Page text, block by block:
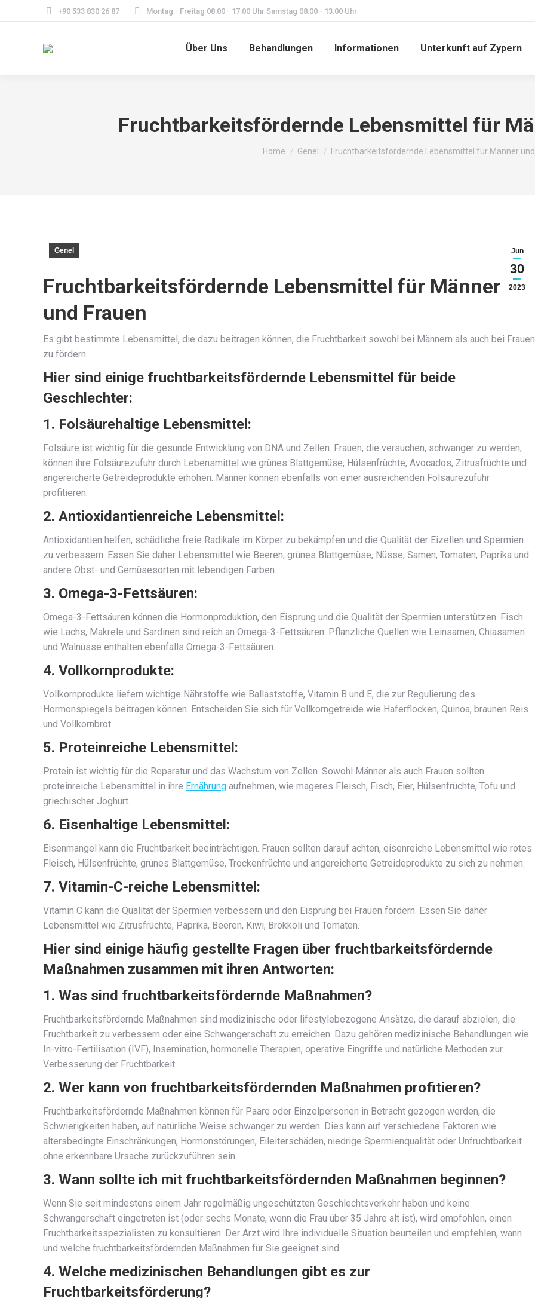
+90 533 830 26 87 Montag - Freitag 08:00 - 17:00 Uhr Samstag 08:00 - 13:00 Uhr
Über Uns Behandlungen Informationen Unterkunft auf Zypern
Fruchtbarkeitsfördernde Lebensmittel für
You are here:
Home Genel Fruchtbarkeitsfördernde Lebensmittel für Männer und…
Jun
30
2023
Genel
Fruchtbarkeitsfördernde Lebensmittel für Männer
und Frauen
Es gibt bestimmte Lebensmittel, die dazu beitragen können, die Fruchtbarkeit sowohl bei Männern als auch bei Frauen
zu fördern.
Hier sind einige fruchtbarkeitsfördernde Lebensmittel für beide
Geschlechter:
1. Folsäurehaltige Lebensmittel:
Folsäure ist wichtig für die gesunde Entwicklung von DNA und Zellen. Frauen, die versuchen, schwanger zu werden,
können ihre Folsäurezufuhr durch Lebensmittel wie grünes Blattgemüse, Hülsenfrüchte, Avocados, Zitrusfrüchte und
angereicherte Getreideprodukte erhöhen. Männer können ebenfalls von einer ausreichenden Folsäurezufuhr
profitieren.
2. Antioxidantienreiche Lebensmittel:
Antioxidantien helfen, schädliche freie Radikale im Körper zu bekämpfen und die Qualität der Eizellen und Spermien
zu verbessern. Essen Sie daher Lebensmittel wie Beeren, grünes Blattgemüse, Nüsse, Samen, Tomaten, Paprika und
andere Obst- und Gemüsesorten mit lebendigen Farben.
3. Omega-3-Fettsäuren:
Omega-3-Fettsäuren können die Hormonproduktion, den Eisprung und die Qualität der Spermien unterstützen. Fisch
wie Lachs, Makrele und Sardinen sind reich an Omega-3-Fettsäuren. Pflanzliche Quellen wie Leinsamen, Chiasamen
und Walnüsse enthalten ebenfalls Omega-3-Fettsäuren.
4. Vollkornprodukte:
Vollkornprodukte liefern wichtige Nährstoffe wie Ballaststoffe, Vitamin B und E, die zur Regulierung des
Hormonspiegels beitragen können. Entscheiden Sie sich für Vollkorngetreide wie Haferflocken, Quinoa, braunen Reis
und Vollkornbrot.
5. Proteinreiche Lebensmittel:
Protein ist wichtig für die Reparatur und das Wachstum von Zellen. Sowohl Männer als auch Frauen sollten
proteinreiche Lebensmittel in ihre Ernährung aufnehmen, wie mageres Fleisch, Fisch, Eier, Hülsenfrüchte, Tofu und
griechischer Joghurt.
6. Eisenhaltige Lebensmittel:
Eisenmangel kann die Fruchtbarkeit beeinträchtigen. Frauen sollten darauf achten, eisenreiche Lebensmittel wie rotes
Fleisch, Hülsenfrüchte, grünes Blattgemüse, Trockenfrüchte und angereicherte Getreideprodukte zu sich zu nehmen.
7. Vitamin-C-reiche Lebensmittel:
Vitamin C kann die Qualität der Spermien verbessern und den Eisprung bei Frauen fördern. Essen Sie daher
Lebensmittel wie Zitrusfrüchte, Paprika, Beeren, Kiwi, Brokkoli und Tomaten.
Hier sind einige häufig gestellte Fragen über fruchtbarkeitsfördernde
Maßnahmen zusammen mit ihren Antworten:
1. Was sind fruchtbarkeitsfördernde Maßnahmen?
Fruchtbarkeitsfördernde Maßnahmen sind medizinische oder lifestylebezogene Ansätze, die darauf abzielen, die
Fruchtbarkeit zu verbessern oder eine Schwangerschaft zu erreichen. Dazu gehören medizinische Behandlungen wie
In-vitro-Fertilisation (IVF), Insemination, hormonelle Therapien, operative Eingriffe und natürliche Methoden zur
Verbesserung der Fruchtbarkeit.
2. Wer kann von fruchtbarkeitsfördernden Maßnahmen profitieren?
Fruchtbarkeitsfördernde Maßnahmen können für Paare oder Einzelpersonen in Betracht gezogen werden, die
Schwierigkeiten haben, auf natürliche Weise schwanger zu werden. Dies kann auf verschiedene Faktoren wie
altersbedingte Einschränkungen, Hormonstörungen, Eileiterschäden, niedrige Spermienqualität oder Unfruchtbarkeit
ohne erkennbare Ursache zurückzuführen sein.
3. Wann sollte ich mit fruchtbarkeitsfördernden Maßnahmen beginnen?
Wenn Sie seit mindestens einem Jahr regelmäßig ungeschützten Geschlechtsverkehr haben und keine
Schwangerschaft eingetreten ist (oder sechs Monate, wenn die Frau über 35 Jahre alt ist), wird empfohlen, einen
Fruchtbarkeitsspezialisten zu konsultieren. Der Arzt wird Ihre individuelle Situation beurteilen und empfehlen, wann
und welche fruchtbarkeitsfördernden Maßnahmen für Sie geeignet sind.
4. Welche medizinischen Behandlungen gibt es zur
Fruchtbarkeitsförderung?